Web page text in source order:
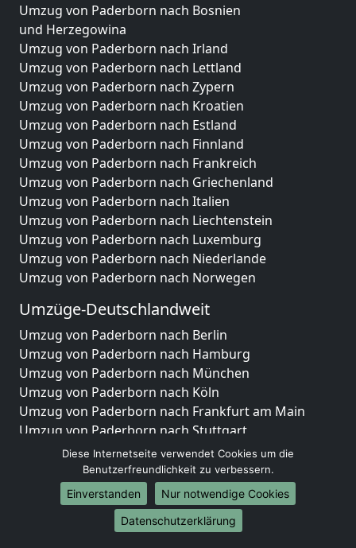
Umzug von Paderborn nach Bosnien
und Herzegowina
Umzug von Paderborn nach Irland
Umzug von Paderborn nach Lettland
Umzug von Paderborn nach Zypern
Umzug von Paderborn nach Kroatien
Umzug von Paderborn nach Estland
Umzug von Paderborn nach Finnland
Umzug von Paderborn nach Frankreich
Umzug von Paderborn nach Griechenland
Umzug von Paderborn nach Italien
Umzug von Paderborn nach Liechtenstein
Umzug von Paderborn nach Luxemburg
Umzug von Paderborn nach Niederlande
Umzug von Paderborn nach Norwegen
Umzüge-Deutschlandweit
Umzug von Paderborn nach Berlin
Umzug von Paderborn nach Hamburg
Umzug von Paderborn nach München
Umzug von Paderborn nach Köln
Umzug von Paderborn nach Frankfurt am Main
Umzug von Paderborn nach Stuttgart
Umzug von Paderborn nach Düsseldorf
Umzug von Paderborn nach Leipzig
Umzug von Paderborn nach Dortmund
Umzug von Paderborn nach Essen
Umzug von Paderborn nach Bremen
Diese Internetseite verwendet Cookies um die
Benutzerfreundlichkeit zu verbessern.
Einverstanden
Nur notwendige Cookies
Datenschutzerklärung